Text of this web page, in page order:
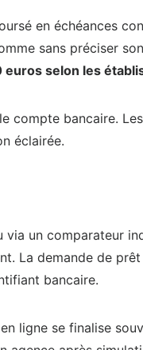
en échéances
sans préciser
euros selon les
compte bancaire.
éclairée.
un comparateur
La demande de
bancaire.
ligne se finalise